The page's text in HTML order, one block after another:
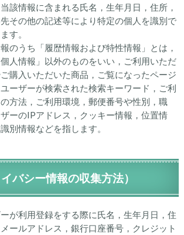
該情報に含まれる氏名，生年月日，住所，
その他の記述等により特定の個人を識別で
す。
のうち「履歴情報および特性情報」とは，
個人情報」以外のものをいい，ご利用いただ
購入いただいた商品，ご覧になったページ
ーザーが検索された検索キーワード，ご利
方法，ご利用環境，郵便番号や性別，職
ーのIPアドレス，クッキー情報，位置情
別情報などを指します。
バシー情報の収集方法）
が利用登録をする際に氏名，生年月日，住
ールアドレス，銀行口座番号，クレジット